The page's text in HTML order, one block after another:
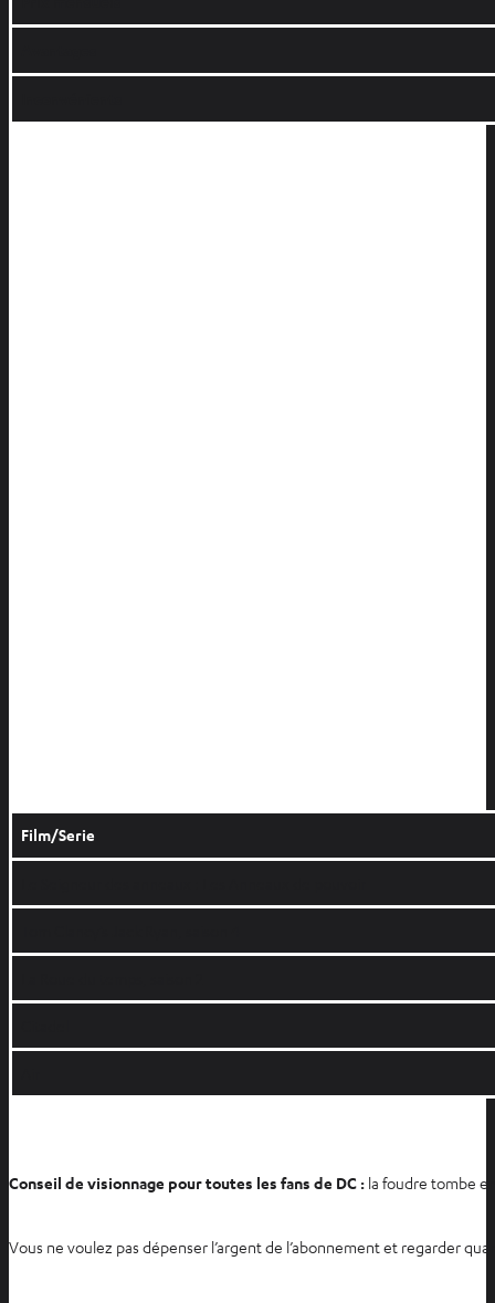
Film/Serie
Conseil de visionnage pour toutes les fans de DC : la foudre tombe
Vous ne voulez pas dépenser l’argent de l’abonnement et regarder